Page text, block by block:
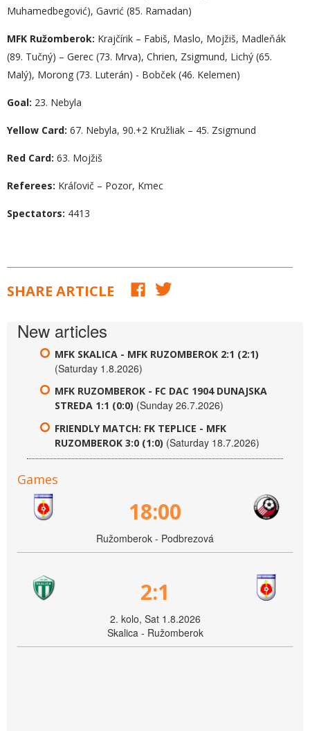
Muhamedbegović), Gavrić (85. Ramadan)
MFK Ružomberok: Krajčírik – Fabiš, Maslo, Mojžiš, Madleňák
(89. Tučný) – Gerec (73. Mrva), Chrien, Zsigmund, Lichý (65.
Malý), Morong (73. Luterán) - Bobček (46. Kelemen)
Goal: 23. Nebyla
Yellow Card: 67. Nebyla, 90.+2 Kružliak – 45. Zsigmund
Red Card: 63. Mojžiš
Referees: Kráľovič – Pozor, Kmec
Spectators: 4413
SHARE ARTICLE
New articles
MFK SKALICA - MFK RUZOMBEROK 2:1 (2:1)
(Saturday 1.8.2026)
MFK RUZOMBEROK - FC DAC 1904 DUNAJSKA
STREDA 1:1 (0:0) (Sunday 26.7.2026)
FRIENDLY MATCH: FK TEPLICE - MFK
RUZOMBEROK 3:0 (1:0) (Saturday 18.7.2026)
Games
18:00
Ružomberok - Podbrezová
2:1
2. kolo, Sat 1.8.2026
Skalica - Ružomberok